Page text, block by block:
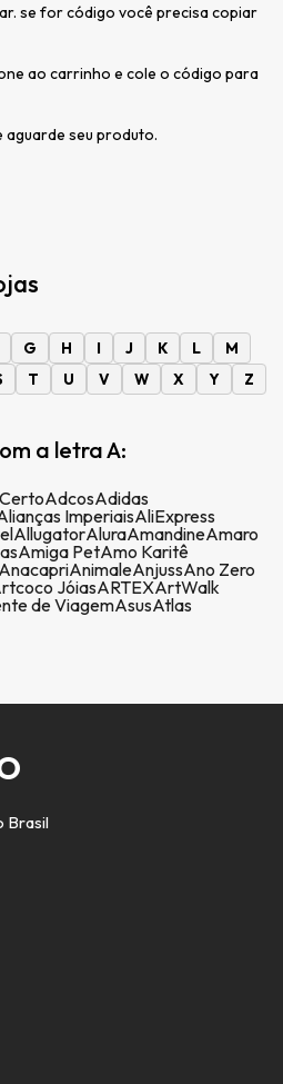
se for código você precisa copiar
ao carrinho e cole o código para
aguarde seu produto.
G H I J K L
M
T U V W X Y Z
a letra A:
AdcosAdidas
ImperiaisAliExpress
AllugatorAluraAmandineAmaro
Amiga PetAmo Karitê
AnacapriAnimaleAnjussAno Zero
JóiasARTEXArtWalk
de ViagemAsusAtlas
Brasil